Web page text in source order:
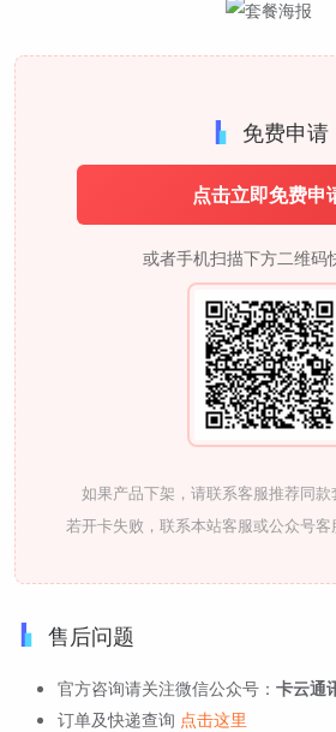
免费申请
点击立即免费申
或者手机扫描下方二维码
如果产品下架，请联系客服推荐同款
若开卡失败，联系本站客服或公众号
售后问题
官方咨询请关注微信公众号： 卡云通
订单及快递查询 点击这里